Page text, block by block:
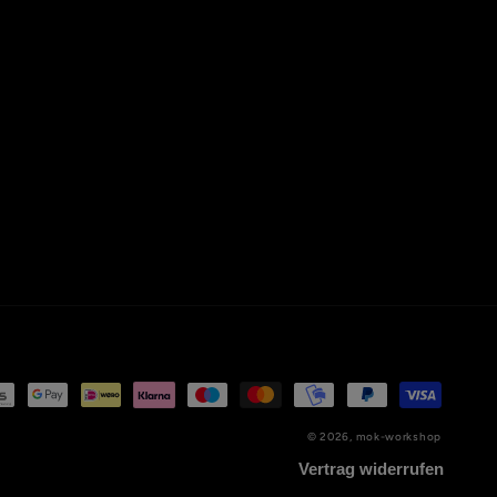
© 2026, mok-workshop
Vertrag widerrufen